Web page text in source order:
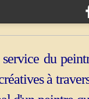
du
à